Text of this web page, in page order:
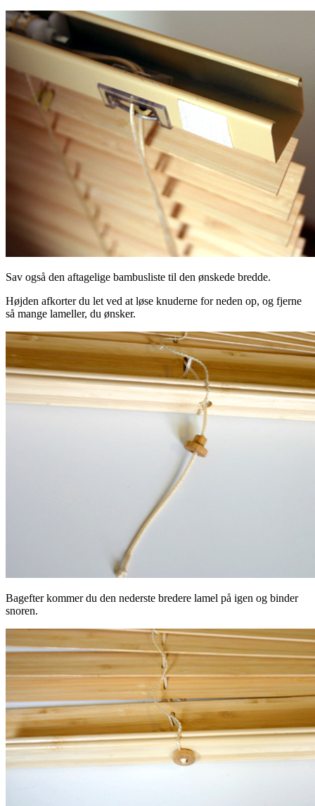
Sav også den aftagelige bambusliste til den ønskede bredde.
Højden afkorter du let ved at løse knuderne for neden op, og fjerne
så mange lameller, du ønsker.
Bagefter kommer du den nederste bredere lamel på igen og binder
snoren.